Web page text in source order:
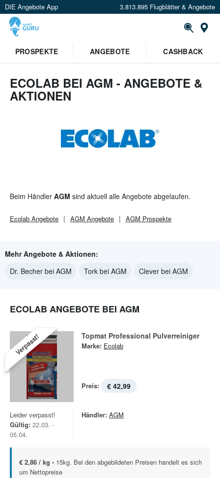
DIE Angebote App 3.813.895 Flugblätter & Angebote
PROSPEKTE ANGEBOTE CASHBACK
ECOLAB BEI AGM - ANGEBOTE &
AKTIONEN
Beim Händler AGM sind aktuell alle Angebote abgelaufen.
Ecolab Angebote AGM Angebote AGM Prospekte
Mehr Angebote & Aktionen:
Dr. Becher bei AGM
Tork bei AGM Clever bei AGM
ECOLAB ANGEBOTE BEI AGM
Verpasst! Topmat Professional Pulverreiniger
Marke: Ecolab
Preis: € 42,99
Leider verpasst!
Gültig: 22.03. -
05.04.
Händler: AGM
€ 2,86 / kg - 15kg. Bei den abgebildeten Preisen handelt es sich
um Nettopreise